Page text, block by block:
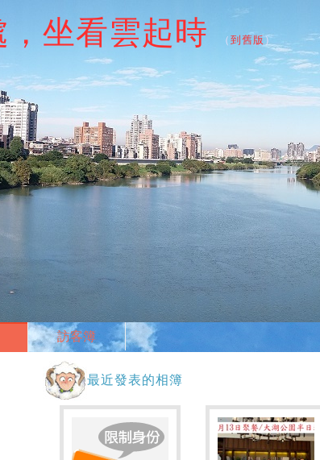
坐看雲起時 （ 到舊版 ）
訪客簿
最近發表的相簿